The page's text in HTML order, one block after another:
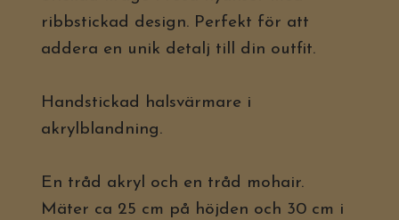
ribbstickad design. Perfekt för att
addera en unik detalj till din outfit.
Handstickad halsvärmare i
akrylblandning.
En tråd akryl och en tråd mohair.
Mäter ca 25 cm på höjden och 30 cm i